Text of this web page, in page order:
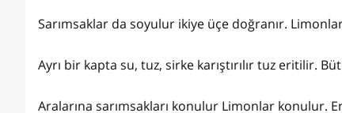
Sarımsaklar da soyulur ikiye üçe doğranır.
Ayrı bir kapta su, tuz, sirke karıştırılır tuz eritilir.
Aralarına sarımsakları konulur Limonlar konulur.